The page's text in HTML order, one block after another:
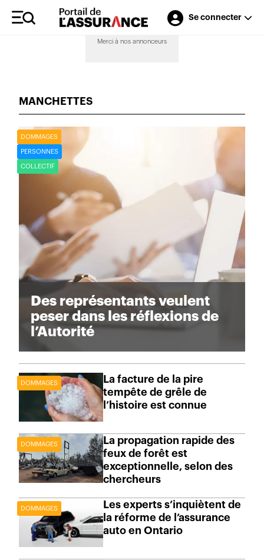
Se connecter
Merci à nos annonceurs
MANCHETTES
Des représentants veulent
peser dans les réflexions de
l’Autorité
DOMMAGES
PERSONNES
COLLECTIF
La facture de la pire
tempête de grêle de
l’histoire est connue
DOMMAGES
La propagation rapide des
feux de forêt est
exceptionnelle, selon des
chercheurs
DOMMAGES
Les experts s’inquiètent de
la réforme de l’assurance
auto en Ontario
DOMMAGES